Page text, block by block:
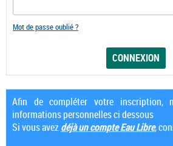
Mot de passe oublié ?
Afin de compléter votre inscription,
informations personnelles ci dessous
Si vous avezdéjà un compte Eau Libre,